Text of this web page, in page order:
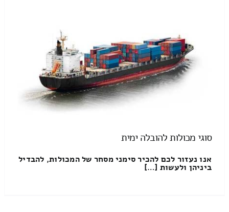
סוגי מכולות להובלה ימית
אנו נעזור לכם להכיר סימני מסחר של המכולות, להבדיל
ביניהן ולעשות […]